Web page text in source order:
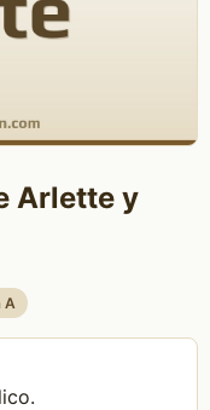
Arlette y
A